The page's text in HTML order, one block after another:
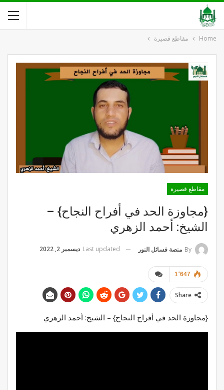
Home مقاطع قصيرة
مقاطع قصيرة
{مجاوزة الحد في أفراح النجاح} –
الشيخ: أحمد الزهري
By منصة فسائل النور Last updated ديسمبر 2, 2022
1٬647
Share
{مجاوزة الحد في أفراح النجاح} – الشيخ: أحمد الزهري